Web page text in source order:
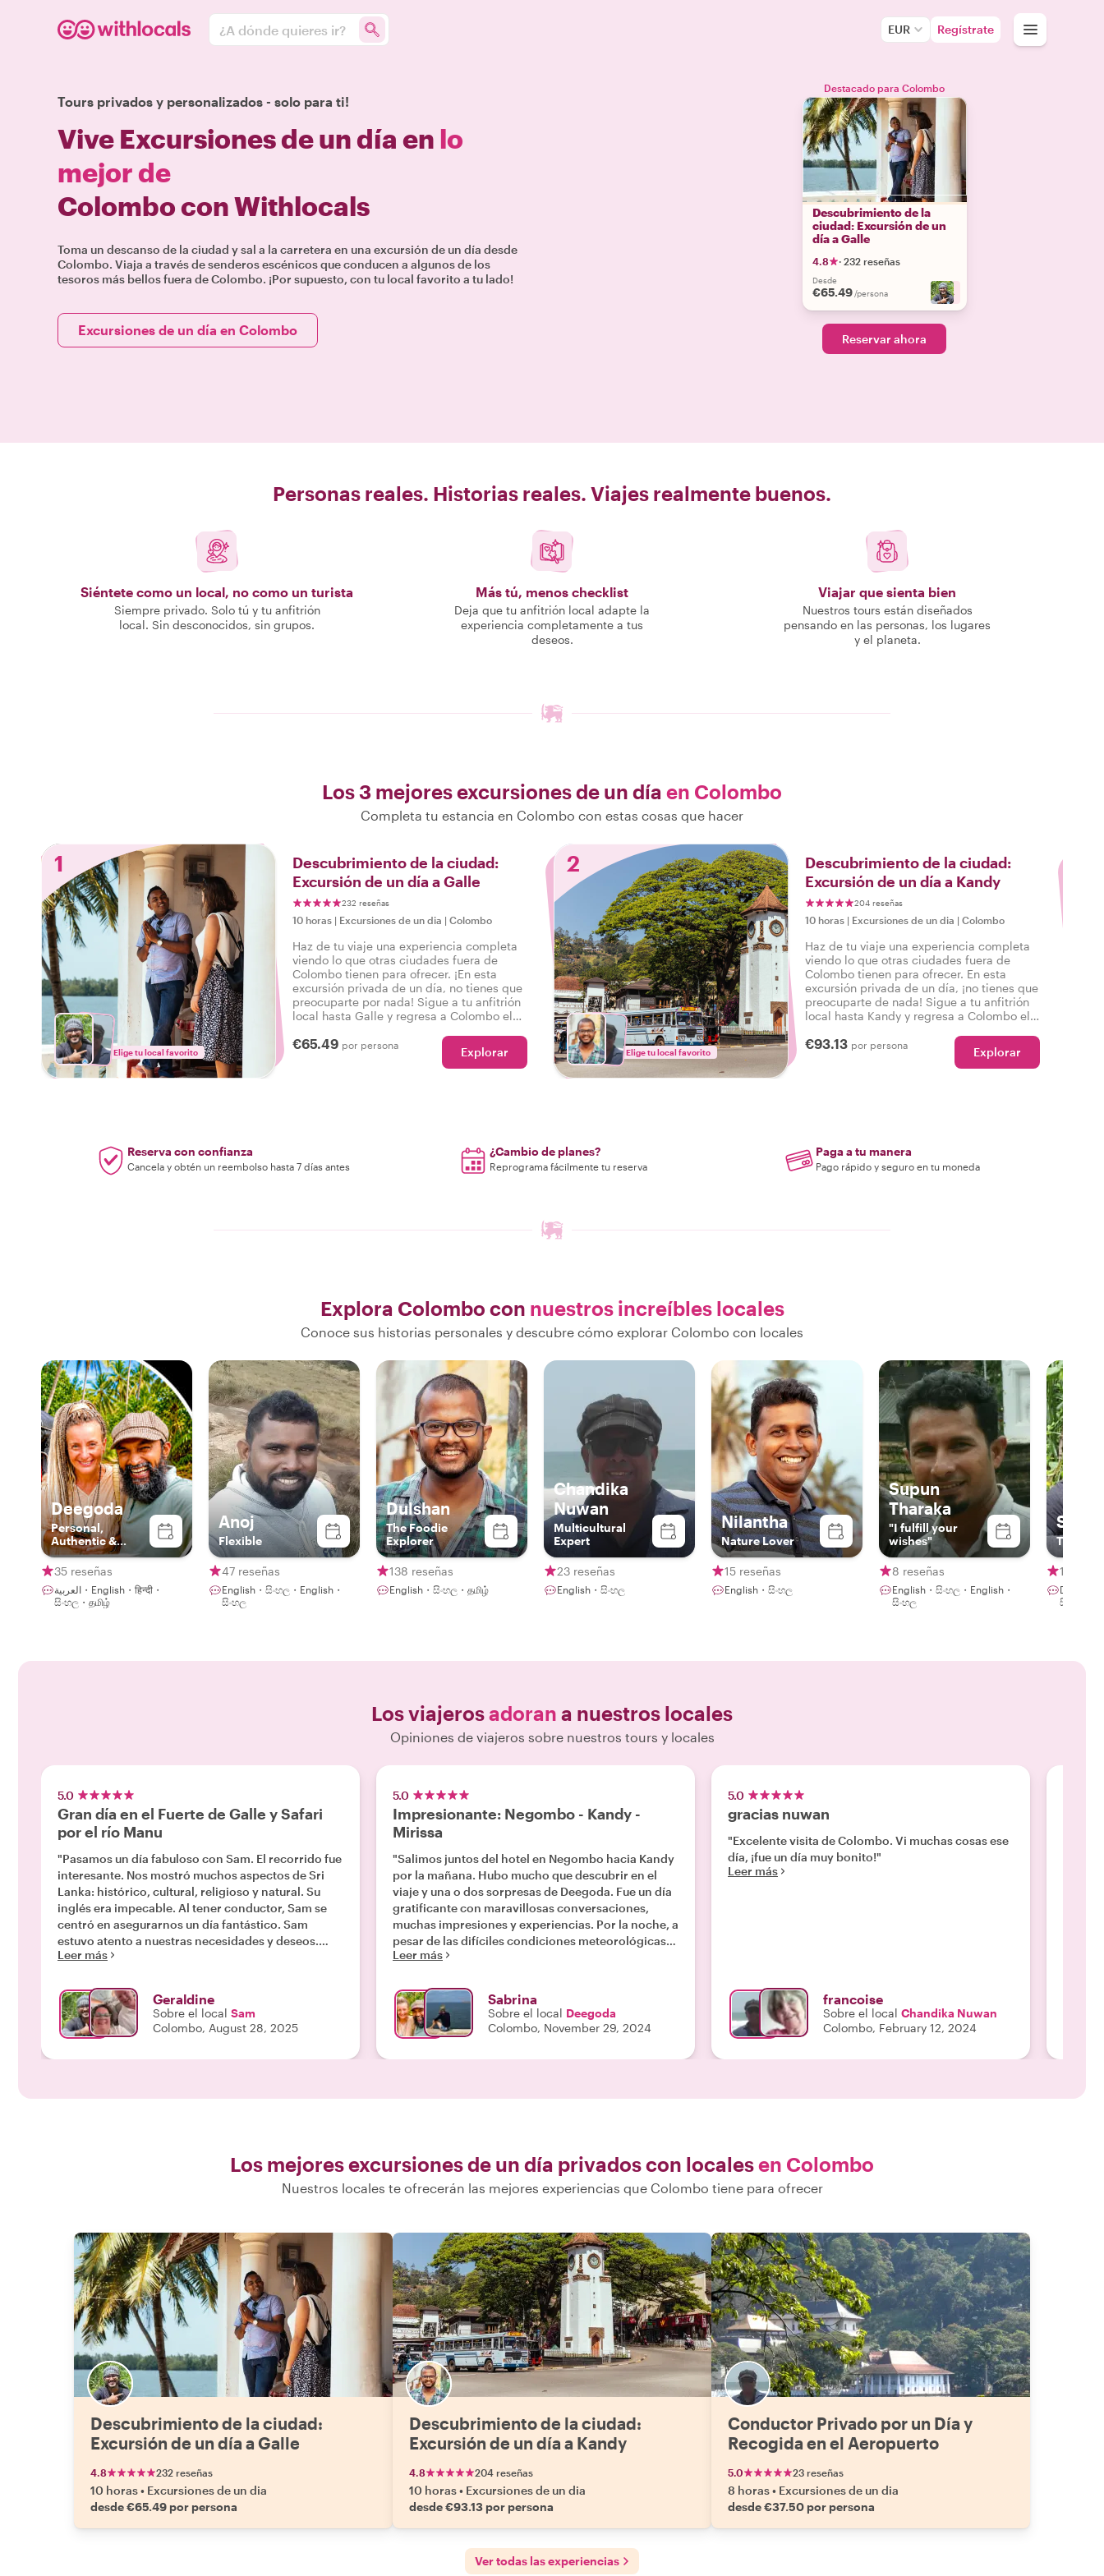
¿A dónde quieres ir? EUR Regístrate
Tours privados y personalizados - solo para ti!
Vive Excursiones de un día en lo
mejor de
Colombo con Withlocals
Toma un descanso de la ciudad y sal a la carretera en una excursión de un día desde
Colombo. Viaja a través de senderos escénicos que conducen a algunos de los
tesoros más bellos fuera de Colombo. ¡Por supuesto, con tu local favorito a tu lado!
Excursiones de un día en Colombo
Destacado para Colombo
Descubrimiento de la
ciudad: Excursión de un
día a Galle
4.8 · 232 reseñas
Desde
€65.49 /persona +4
Reservar ahora
Personas reales. Historias reales. Viajes realmente buenos.
Siéntete como un local, no como un turista
Siempre privado. Solo tú y tu anfitrión
local. Sin desconocidos, sin grupos.
Más tú, menos checklist
Deja que tu anfitrión local adapte la
experiencia completamente a tus
deseos.
Viajar que sienta bien
Nuestros tours están diseñados
pensando en las personas, los lugares
y el planeta.
Los 3 mejores excursiones de un día en Colombo
Completa tu estancia en Colombo con estas cosas que hacer
1
Elige tu local favorito
Descubrimiento de la ciudad:
Excursión de un día a Galle
232 reseñas
10 horas | Excursiones de un dia | Colombo
Haz de tu viaje una experiencia completa
viendo lo que otras ciudades fuera de
Colombo tienen para ofrecer. ¡En esta
excursión privada de un día, no tienes que
preocuparte por nada! Sigue a tu anfitrión
local hasta Galle y regresa a Colombo el
inolvidables que antes.
€65.49 por persona Explorar
2
Elige tu local favorito
Descubrimiento de la ciudad:
Excursión de un día a Kandy
204 reseñas
10 horas | Excursiones de un dia | Colombo
Haz de tu viaje una experiencia completa
viendo lo que otras ciudades fuera de
Colombo tienen para ofrecer. En esta
excursión privada de un día, ¡no tienes que
preocuparte de nada! Sigue a tu anfitrión
local hasta Kandy y regresa a Colombo el
inolvidables que antes.
€93.13 por persona Explorar
Reserva con confianza
Cancela y obtén un reembolso hasta 7 días antes
¿Cambio de planes?
Reprograma fácilmente tu reserva
Paga a tu manera
Pago rápido y seguro en tu moneda
Explora Colombo con nuestros increíbles locales
Conoce sus historias personales y descubre cómo explorar Colombo con locales
Deegoda
Personal,
Authentic &
Sustainable
Experience in
Ceylon with
Deegoda
35 reseñas
العربية・English・हिन्दी・
සිංහල・தமிழ்
Anoj
Flexible
47 reseñas
English・සිංහල・English・
සිංහල
Dulshan
The Foodie
Explorer
138 reseñas
English・සිංහල・தமிழ்
Chandika
Nuwan
Multicultural
Expert
23 reseñas
English・සිංහල
Nilantha
Nature Lover
15 reseñas
English・සිංහල
Supun
Tharaka
"I fulfill your
wishes"
8 reseñas
English・සිංහල・English・
සිංහල
Sam
The
13
Deutsch
සිංහල・
Los viajerosadoran a nuestros locales
Opiniones de viajeros sobre nuestros tours y locales
5.0
Gran día en el Fuerte de Galle y Safari
por el río Manu
"Pasamos un día fabuloso con Sam. El recorrido fue
interesante. Nos mostró muchos aspectos de Sri
Lanka: histórico, cultural, religioso y natural. Su
inglés era impecable. Al tener conductor, Sam se
centró en asegurarnos un día fantástico. Sam
estuvo atento a nuestras necesidades y deseos.
Gracias. "
Leer más
Geraldine
Sobre el local Sam
Colombo, August 28, 2025
5.0
Impresionante: Negombo - Kandy -
Mirissa
"Salimos juntos del hotel en Negombo hacia Kandy
por la mañana. Hubo mucho que descubrir en el
viaje y una o dos sorpresas de Deegoda. Fue un día
gratificante con maravillosas conversaciones,
muchas impresiones y experiencias. Por la noche, a
pesar de las difíciles condiciones meteorológicas,
el conductor nos llevó sanos y salvos a nuestro
Leer más
Sabrina
Sobre el local Deegoda
Colombo, November 29, 2024
5.0
gracias nuwan
"Excelente visita de Colombo. Vi muchas cosas ese
día, ¡fue un día muy bonito!"
Leer más
francoise
Sobre el local Chandika Nuwan
Colombo, February 12, 2024
día,
Los mejores excursiones de un día privados con localesen Colombo
Nuestros locales te ofrecerán las mejores experiencias que Colombo tiene para ofrecer
Descubrimiento de la ciudad:
Excursión de un día a Galle
4.8 232 reseñas
10 horas• Excursiones de un dia
desde €65.49 por persona
Descubrimiento de la ciudad:
Excursión de un día a Kandy
4.8 204 reseñas
10 horas• Excursiones de un dia
desde €93.13 por persona
Conductor Privado por un Día y
Recogida en el Aeropuerto
5.0 23 reseñas
8 horas• Excursiones de un dia
desde €37.50 por persona
Ver todas las experiencias